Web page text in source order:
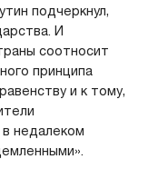
подчеркнул,
И
соотносит
принципа
и к тому,
в недалеком